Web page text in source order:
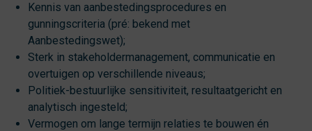
Kennis van aanbestedingsprocedures en
gunningscriteria (pré: bekend met
Aanbestedingswet);
Sterk in stakeholdermanagement, communicatie en
overtuigen op verschillende niveaus;
Politiek-bestuurlijke sensitiviteit, resultaatgericht en
analytisch ingesteld;
Vermogen om lange termijn relaties te bouwen én